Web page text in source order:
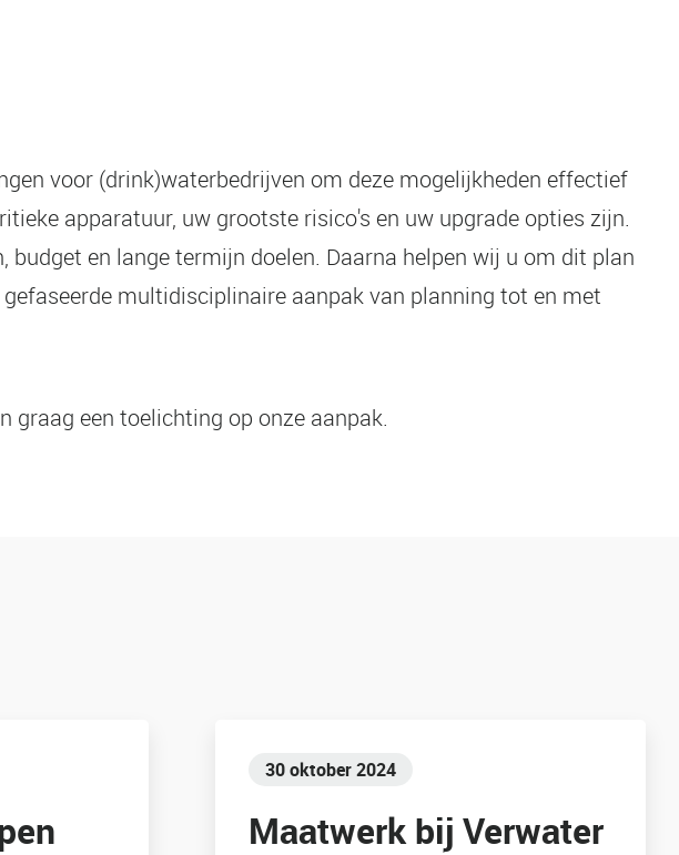
voor (drink)waterbedrijven om deze mogelijkheden effectief
apparatuur, uw grootste risico's en uw upgrade opties zijn.
en lange termijn doelen. Daarna helpen wij u om dit plan
multidisciplinaire aanpak van planning tot en met
graag een toelichting op onze aanpak.
30 oktober 2024
Maatwerk bij Verwater